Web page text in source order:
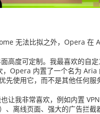
无法比拟之外，Opera 在
高度可定制。我最喜欢的自
Opera 内置了一个名为
先使用它，而不是其他任何服
让我非常喜欢，例如内置
、离线页面、强大的广告拦截